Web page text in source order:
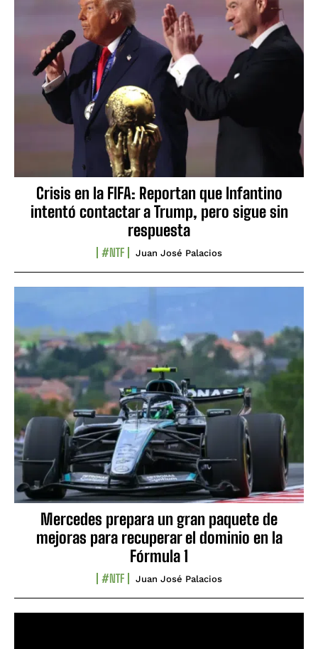
Crisis en la FIFA: Reportan que Infantino
intentó contactar a Trump, pero sigue sin
respuesta
#NTF Juan José Palacios
Mercedes prepara un gran paquete de
mejoras para recuperar el dominio en la
Fórmula 1
#NTF Juan José Palacios